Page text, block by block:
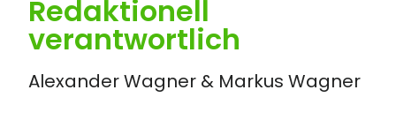
Redaktionell
verantwortlich
Alexander Wagner & Markus Wagner